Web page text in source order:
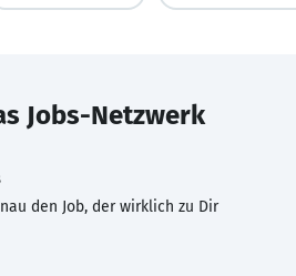
Jobs-Netzwerk
den Job, der wirklich zu Dir